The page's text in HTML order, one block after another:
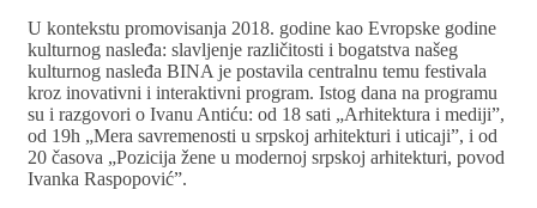
U kontekstu promovisanja 2018. godine kao Evropske godine
kulturnog nasleđa: slavljenje različitosti i bogatstva našeg
kulturnog nasleđa BINA je postavila centralnu temu festivala
kroz inovativni i interaktivni program. Istog dana na programu
su i razgovori o Ivanu Antiću: od 18 sati „Arhitektura i mediji”,
od 19h „Mera savremenosti u srpskoj arhitekturi i uticaji”, i od
20 časova „Pozicija žene u modernoj srpskoj arhitekturi, povod
Ivanka Raspopović”.